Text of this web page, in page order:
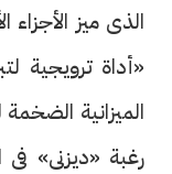
الذى ميز الأجزاء
«أداة ترويجية
رغبة «ديزنى»